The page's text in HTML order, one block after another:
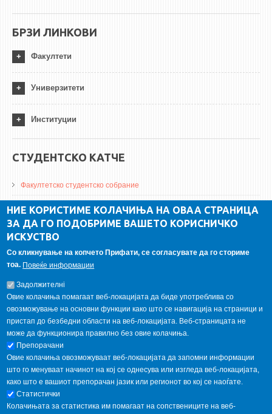
БРЗИ ЛИНКОВИ
Факултети
Универзитети
Институции
СТУДЕНТСКО КАТЧЕ
Факултетско студентско собрание
ДА Винчи магазин
Алумни асоцијација
ГАЛЕРИЈА
НИЕ КОРИСТИМЕ КОЛАЧИЊА НА ОВАА СТРАНИЦА
ЗА ДА ГО ПОДОБРИМЕ ВАШЕТО КОРИСНИЧКО
ИСКУСТВО
Со кликнување на копчето Прифати, се согласувате да го сториме
тоа. Повеќе информации
Задолжителнi
Овие колачиња помагаат веб-локацијата да биде употреблива со
овозможување на основни функции како што се навигација на страници и
пристап до безбедни области на веб-локацијата. Веб-страницата не
може да функционира правилно без овие колачиња.
Препорачани
Овие колачиња овозможуваат веб-локацијата да запомни информации
што го менуваат начинот на кој се однесува или изгледа веб-локацијата,
како што е вашиот препорачан јазик или регионот во кој се наоѓате.
Статистички
Колачињата за статистика им помагаат на сопствениците на веб-